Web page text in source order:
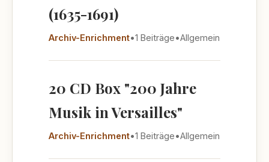
(1635-1691)
Archiv-Enrichment•1 Beiträge•Allgemein
20 CD Box "200 Jahre
Musik in Versailles"
Archiv-Enrichment•1 Beiträge•Allgemein